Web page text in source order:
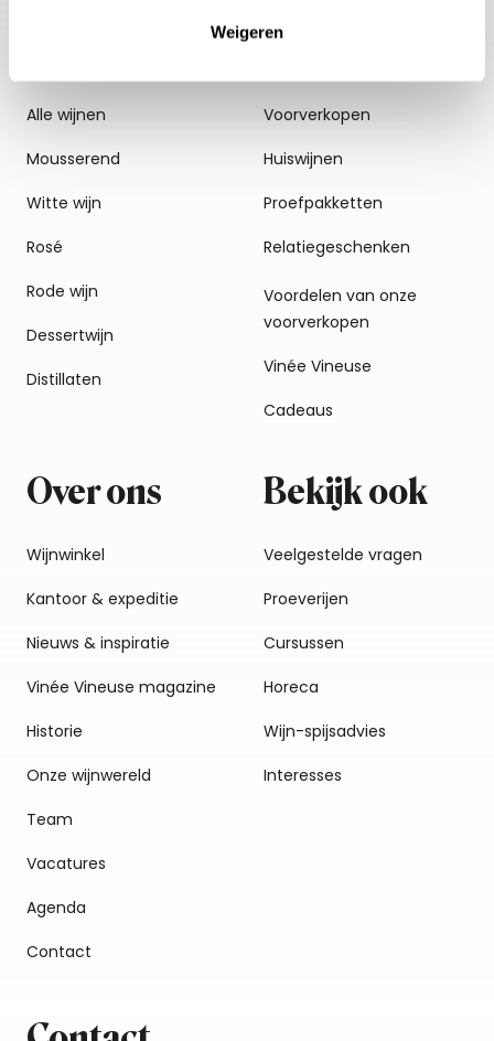
Weigeren
Alle wijnen
Mousserend
Witte wijn
Rosé
Rode wijn
Dessertwijn
Distillaten
Thema's
Voorverkopen
Huiswijnen
Proefpakketten
Relatiegeschenken
Voordelen van onze
voorverkopen
Vinée Vineuse
Cadeaus
Over ons
Wijnwinkel
Kantoor & expeditie
Nieuws & inspiratie
Vinée Vineuse magazine
Historie
Onze wijnwereld
Team
Vacatures
Agenda
Contact
Bekijk ook
Veelgestelde vragen
Proeverijen
Cursussen
Horeca
Wijn-spijsadvies
Interesses